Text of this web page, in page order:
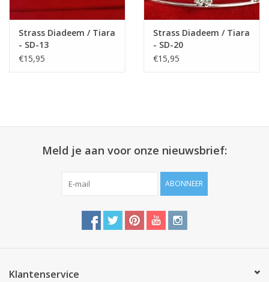
Strass Diadeem / Tiara
- SD-13
€15,95
Strass Diadeem / Tiara
- SD-20
€15,95
Meld je aan voor onze nieuwsbrief:
ABONNEER
Klantenservice